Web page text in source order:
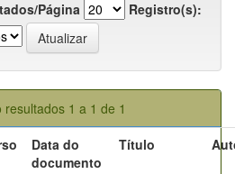
Página
Registro(s):
resultados 1 a 1 de 1
Data do
documento
Título